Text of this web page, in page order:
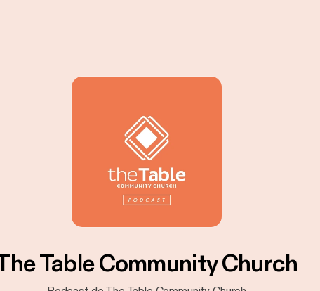
Table Community Church